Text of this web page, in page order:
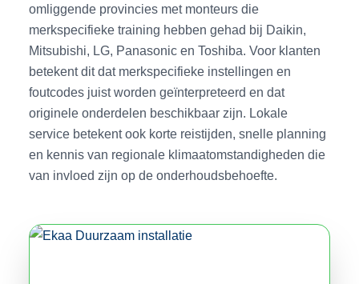
omliggende provincies met monteurs die
merkspecifieke training hebben gehad bij Daikin,
Mitsubishi, LG, Panasonic en Toshiba. Voor klanten
betekent dit dat merkspecifieke instellingen en
foutcodes juist worden geïnterpreteerd en dat
originele onderdelen beschikbaar zijn. Lokale
service betekent ook korte reistijden, snelle planning
en kennis van regionale klimaatomstandigheden die
van invloed zijn op de onderhoudsbehoefte.